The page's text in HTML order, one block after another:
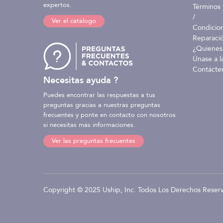
expertos.
Ver el catálogo
Necesitas ayuda ?
Puedes encontrar las respuestas a tus
preguntas gracias a nuestras preguntas
frecuentes y ponte en contacto con nosotros
si necesitas más informaciones.
Ver las preguntas frecuentes
/
Únase a
Copyright © 2025 Uship, Inc. Todos Los Derechos